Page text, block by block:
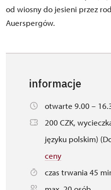
od wiosny do jesieni przez
Auerspergów.
informacje
otwarte 9.00 –
200 CZK,
języku polskim)
ceny
czas trwania 45